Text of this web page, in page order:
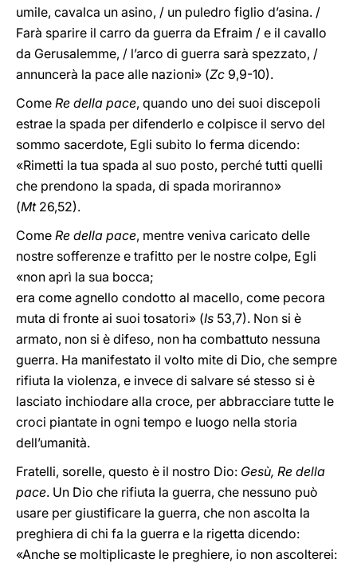
umile, cavalca un asino, / un puledro figlio d’asina. /
Farà sparire il carro da guerra da Efraim / e il cavallo
da Gerusalemme, / l’arco di guerra sarà spezzato, /
annuncerà la pace alle nazioni» (Zc 9,9-10).
Come Re della pace, quando uno dei suoi discepoli
estrae la spada per difenderlo e colpisce il servo del
sommo sacerdote, Egli subito lo ferma dicendo:
«Rimetti la tua spada al suo posto, perché tutti quelli
che prendono la spada, di spada moriranno»
(Mt26,52).
Come Re della pace, mentre veniva caricato delle
nostre sofferenze e trafitto per le nostre colpe, Egli
«non aprì la sua bocca;
era come agnello condotto al macello, come pecora
muta di fronte ai suoi tosatori» (Is 53,7). Non si è
armato, non si è difeso, non ha combattuto nessuna
guerra. Ha manifestato il volto mite di Dio, che sempre
rifiuta la violenza, e invece di salvare sé stesso si è
lasciato inchiodare alla croce, per abbracciare tutte le
croci piantate in ogni tempo e luogo nella storia
dell’umanità.
Fratelli, sorelle, questo è il nostro Dio: Gesù, Re della
pace. Un Dio che rifiuta la guerra, che nessuno può
usare per giustificare la guerra, che non ascolta la
preghiera di chi fa la guerra e la rigetta dicendo:
«Anche se moltiplicaste le preghiere, io non ascolterei: